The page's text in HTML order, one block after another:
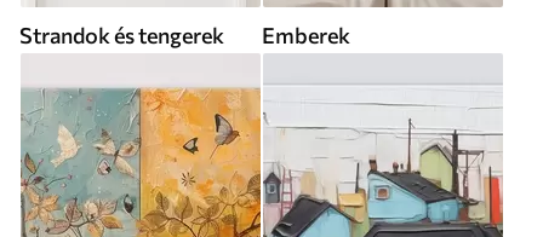
Strandok és tengerek Emberek